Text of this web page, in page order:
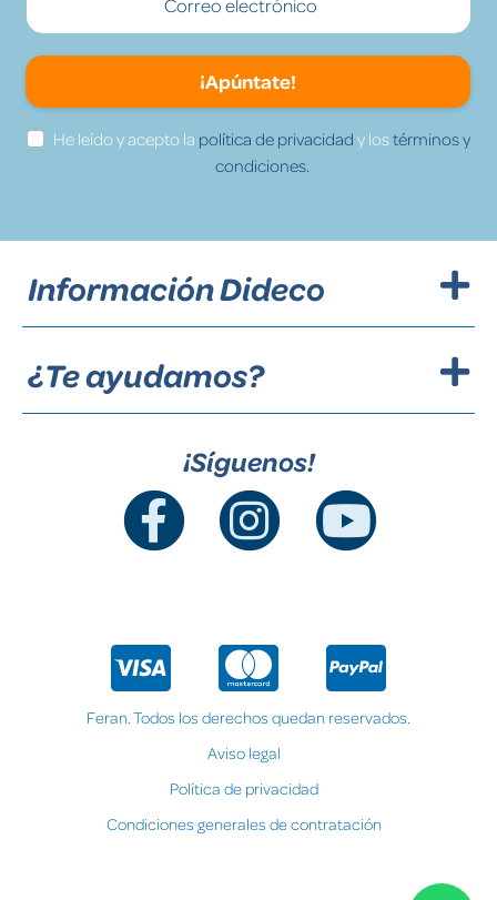
¡Apúntate!
He leído y acepto la política de privacidad y lostérminos y
condiciones.
Información Dideco
¿Te ayudamos?
¡Síguenos!
Feran. Todos los derechos quedan reservados.
Aviso legal
Política de privacidad
Condiciones generales de contratación